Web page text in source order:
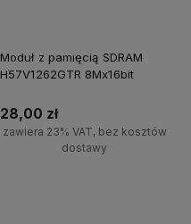
Moduł z pamięcią SDRAM
H57V1262GTR 8Mx16bit
28,00 zł
zawiera 23% VAT, bez kosztów
dostawy